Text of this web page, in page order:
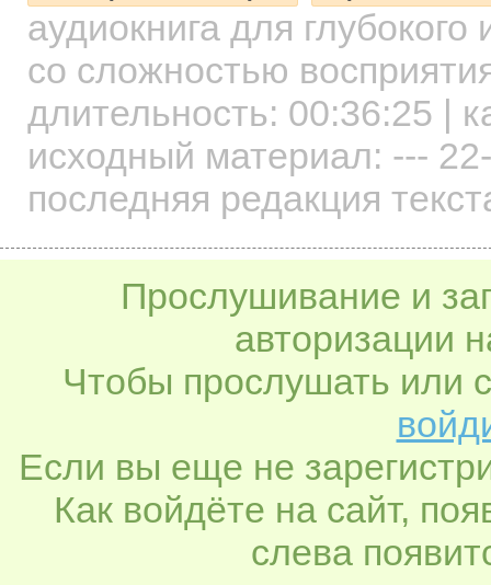
аудиокнига для
со сложностью
длительность: 00:36:25 |
исходный материал: ---
последняя редакция
Прослушивание и
авторизации
Чтобы прослушать или
Если вы еще не
Как войдёте на сайт,
слева